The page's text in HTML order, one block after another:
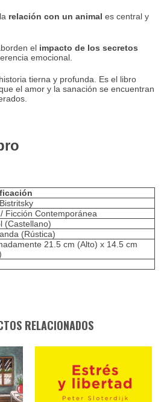
relación con un animal es central y
el impacto de los secretos
emocional.
tierna y profunda. Es el libro
el amor y la sanación se encuentran
Ficción Contemporánea
(Castellano)
(Rústica)
21.5 cm (Alto) x 14.5 cm
RELACIONADOS